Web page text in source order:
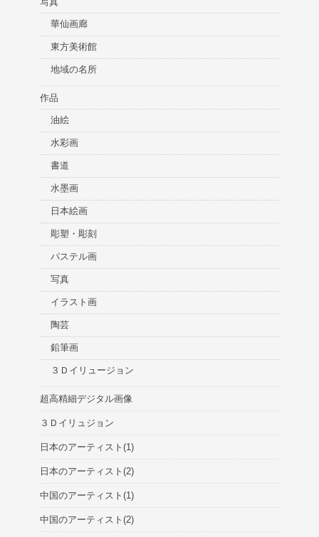
華仙画廊
東方美術館
地域の名所
作品
油絵
水彩画
書道
水墨画
日本絵画
彫塑・彫刻
パステル画
写真
イラスト画
陶芸
鉛筆画
３Ｄイリュージョン
超高精細デジタル画像
３Ｄイリュジョン
日本のアーティスト(1)
日本のアーティスト(2)
中国のアーティスト(1)
中国のアーティスト(2)